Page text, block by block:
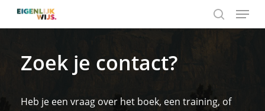
Skip
content
search
Menu
Zoek je contact?
Heb je een vraag over het boek, een training, of